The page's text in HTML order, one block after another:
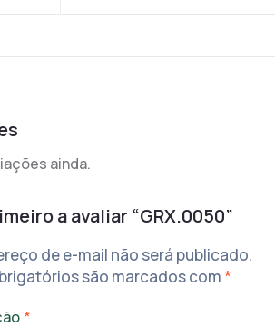
ainda.
a avaliar “GRX.0050”
de e-mail não será publicado.
são marcados com*
*